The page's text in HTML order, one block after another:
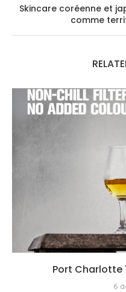
Skincare coréenne et
comme
Port Charlotte
6